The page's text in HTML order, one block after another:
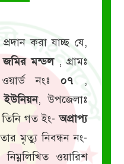
করা যাচ্ছ যে,
জমির মন্ডল, গ্রামঃ
নংঃ০৭
,
, উপজেলাঃ
গত ইং-অপ্রাপ্য
মৃত্যু নিবন্ধন নং-
ওয়ারিশ